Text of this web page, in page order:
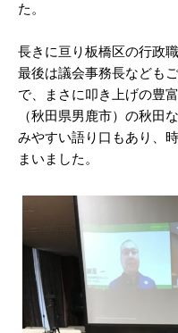
た。
長きに亘り板橋区の行政
最後は議会事務長なども
で、まさに叩き上げの豊
（秋田県男鹿市）の秋田
みやすい語り口もあり、
まいました。